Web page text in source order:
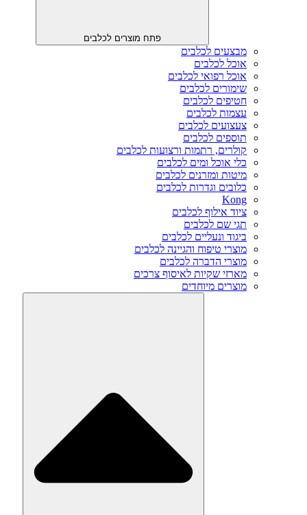
פתח מוצרים לכלבים
מבצעים לכלבים
אוכל לכלבים
אוכל רפואי לכלבים
שימורים לכלבים
חטיפים לכלבים
עצמות לכלבים
צעצועים לכלבים
תוספים לכלבים
קולרים, רתמות ורצועות לכלבים
כלי אוכל ומים לכלבים
מיטות ומזרנים לכלבים
כלובים וגדרות לכלבים
Kong
ציוד אילוף לכלבים
תגי שם לכלבים
ביגוד ונעליים לכלבים
מוצרי טיפוח והגיינה לכלבים
מוצרי הדברה לכלבים
מארזי שקיות לאיסוף צרכים
מוצרים מיוחדים